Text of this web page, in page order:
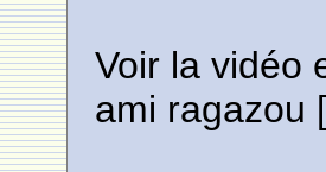
Voir la vidéo
ami ragazou [